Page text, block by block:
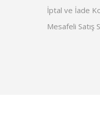
İptal ve İade
Mesafeli Satış